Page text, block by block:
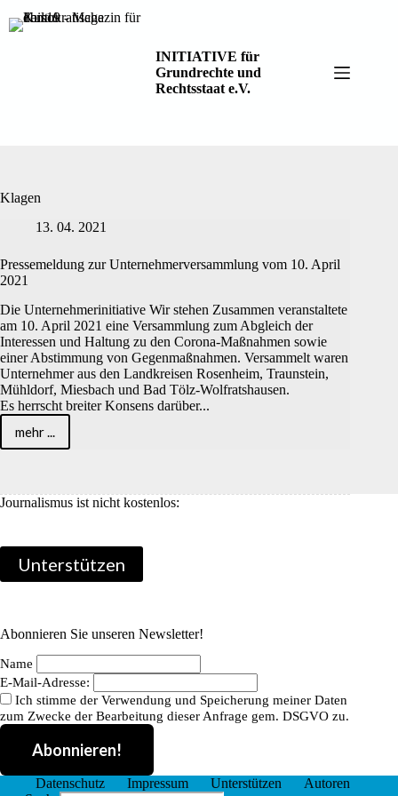
Inhalt
INITIATIVE für
Grundrechte und
Rechtsstaat e.V.
Klagen
13. 04. 2021
Pressemeldung zur Unternehmerversammlung vom 10. April
2021
Die Unternehmerinitiative Wir stehen Zusammen veranstaltete
am 10. April 2021 eine Versammlung zum Abgleich der
Interessen und Haltung zu den Corona-Maßnahmen sowie
einer Abstimmung von Gegenmaßnahmen. Versammelt waren
Unternehmer aus den Landkreisen Rosenheim, Traunstein,
Mühldorf, Miesbach und Bad Tölz-Wolfratshausen.
Es herrscht breiter Konsens darüber...
mehr ...Pressemeldung
zur
10.
Journalismus ist nicht kostenlos:
Unterstützen
Abonnieren Sie unseren Newsletter!
Name
E-Mail-Adresse:
Ich stimme der Verwendung und Speicherung meiner Daten
zum Zwecke der Bearbeitung dieser Anfrage gem. DSGVO zu.
Datenschutz Impressum Unterstützen
Autoren